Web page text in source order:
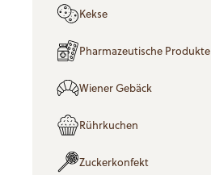
Kekse
Pharmazeutische Produkte
Wiener Gebäck
Rührkuchen
Zuckerkonfekt